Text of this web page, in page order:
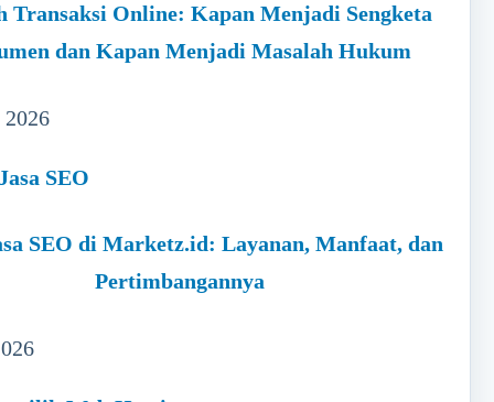
Transaksi Online: Kapan Menjadi Sengketa
dan Kapan Menjadi Masalah Hukum
SEO di Marketz.id: Layanan, Manfaat, dan
Pertimbangannya